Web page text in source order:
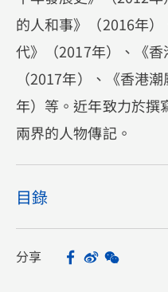
的人和事》（2016年
代》（2017年）、《香
（2017年）、《香港
年）等。近年致力於撰
兩界的人物傳記。
目錄
分享 Facebook
Sina Weibo
WeChat